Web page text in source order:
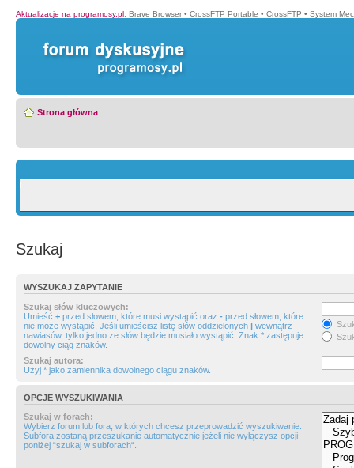
Aktualizacje na programosy.pl: Brave Browser • CrossFTP Portable • CrossFTP • System
Strona główna
Szukaj
WYSZUKAJ ZAPYTANIE
Szukaj słów kluczowych:
Umieść + przed słowem, które musi wystąpić oraz - przed słowem, które
nie może wystąpić. Jeśli umieścisz listę słów oddzielonych | wewnątrz
nawiasów, tylko jedno ze słów będzie musiało wystąpić. Znak * zastępuje
dowolny ciąg znaków.
Szukaj autora:
Użyj * jako zamiennika dowolnego ciągu znaków.
OPCJE WYSZUKIWANIA
Szukaj w forach:
Wybierz forum lub fora, w których chcesz przeprowadzić wyszukiwanie.
Subfora zostaną przeszukanie automatycznie jeżeli nie wyłączysz opcji
poniżej “szukaj w subforach“.